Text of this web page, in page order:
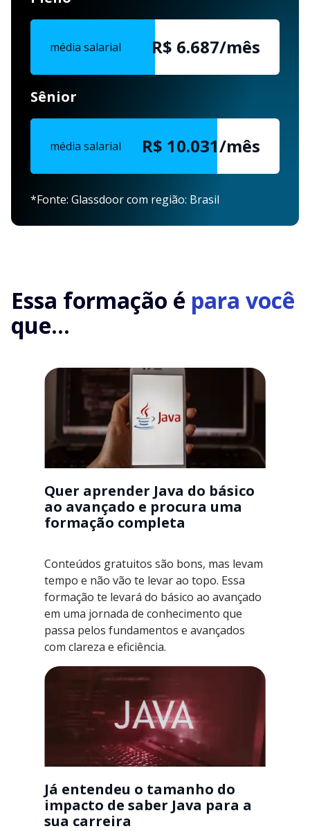
média salarial R$ 6.687/mês
Sênior
média salarial R$ 10.031/mês
*Fonte: Glassdoor com região: Brasil
Essa formação é para você
que...
Quer aprender Java do básico
ao avançado e procura uma
formação completa
Conteúdos gratuitos são bons, mas levam
tempo e não vão te levar ao topo. Essa
formação te levará do básico ao avançado
em uma jornada de conhecimento que
passa pelos fundamentos e avançados
com clareza e eficiência.
Já entendeu o tamanho do
impacto de saber Java para a
sua carreira